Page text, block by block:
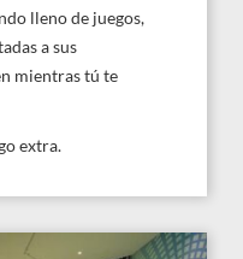
lleno de juegos,
a sus
mientras tú te
extra.